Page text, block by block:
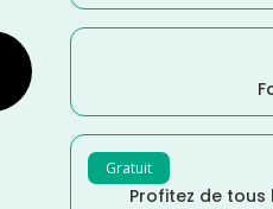
Gratuit
Profitez de